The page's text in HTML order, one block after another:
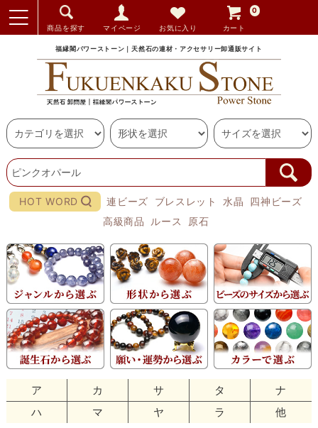
商品を探す マイページ お気に入り カート
0
福縁閣パワーストーン｜天然石の連材・アクセサリー卸通販サイト
HOT WORD 連ビーズ ブレスレット 水晶
四神ビーズ
高級商品
ルース 原石
ア カ サ タ
ナ
ハ
マ ヤ ラ 他